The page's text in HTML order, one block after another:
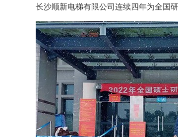
长沙顺新电梯有限公司连续四年为全国